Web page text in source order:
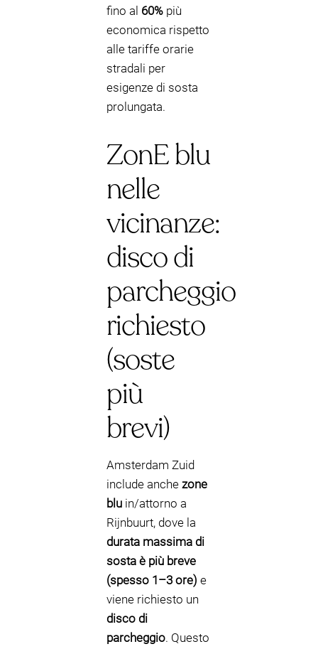
fino al 60% più
economica rispetto
alle tariffe orarie
stradali per
esigenze di sosta
prolungata.
ZonE blu
nelle
vicinanze:
disco di
parcheggio
richiesto
(soste
più
brevi)
Amsterdam Zuid
include anche zone
blu in/attorno a
Rijnbuurt, dove la
durata massima di
sosta è più breve
(spesso 1–3 ore) e
viene richiesto un
disco di
parcheggio. Questo